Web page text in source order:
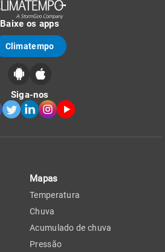
Baixe os apps
Climatempo
Siga-nos
Mapas
Temperatura
Chuva
Acumulado de chuva
Pressão